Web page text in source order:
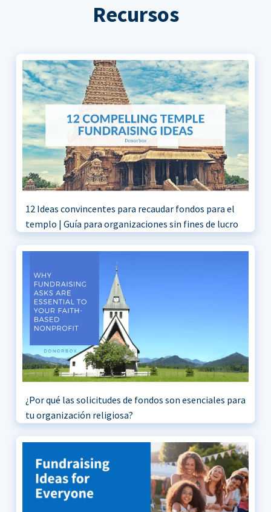
Recursos
12 Ideas convincentes para recaudar fondos para el
templo | Guía para organizaciones sin fines de lucro
¿Por qué las solicitudes de fondos son esenciales para
tu organización religiosa?